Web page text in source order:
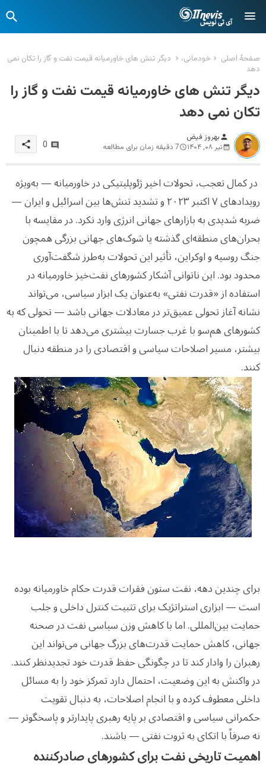
صفحهٔ اصلی خودمانی،
دیگر تنش های خاورمیانه قیمت نفت و گاز را تکان نمی
دهد
دیگر تنش های خاورمیانه قیمت نفت و گاز را
تکان نمی دهد
person بهروز فیض
تیر ۰۸, ۱۴۰۴
7 دقیقه زمان برای مطالعه 0
share
در کمال تعجب، تحولات اخیر ژئوپلیتیکی در خاورمیانه — به‌ویژه
رویدادهای ۷ اکتبر ۲۰۲۳ و تشدید تنش‌ها بین اسرائیل و ایران —
ضربه شدیدی به بازارهای جهانی انرژی وارد نکرد. در مقایسه با
بحران‌های منطقه‌ای گذشته یا شوک‌های جهانی بزرگی همچون
جنگ روسیه و اوکراین، تأثیر این تحولات به‌طرز شگفت‌آوری
محدود بود. این ناتوانی آشکار کشورهای نفت‌خیز خاورمیانه در
استفاده از «قدرت نفتی» به‌عنوان یک ابزار سیاسی، می‌تواند
نشانه آغاز تحولی عمیق‌تر در معادلات جهانی باشد — تحولی که به
کشورهای هم‌سو با غرب جسارت بیشتری می‌دهد تا با اطمینان
بیشتر، مسیر اصلاحات سیاسی و اقتصادی را در منطقه دنبال
کنند.
برای چندین دهه، نفت ستون فقرات قدرت حکام خاورمیانه بوده
است — ابزاری استراتژیک برای تثبیت کنترل داخلی و جلب
حمایت بین‌المللی. اما با کاهش وزن سیاسی نفت در صحنه
جهانی، کاهش حمایت قدرت‌های بزرگ جهانی می‌تواند این
رهبران را وادار کند تا در چگونگی حفظ قدرت خود تجدیدنظر کنند.
در واکنش به این وضعیت، احتمال دارد تمرکز خود را به مسائل
داخلی معطوف کرده و با انجام اصلاحات، به دنبال تقویت
حکمرانی سیاسی و اقتصادی بر پایه رهبری پایدارتر و پاسخگوتر —
نه صرفاً با اتکای به ثروت نفتی — باشند.
اهمیت تاریخی نفت برای کشورهای صادرکننده